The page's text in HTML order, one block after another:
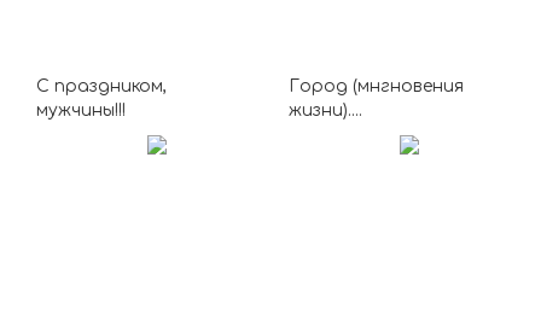
С праздником,
мужчины!!!
Город (мнгновения
жизни)....